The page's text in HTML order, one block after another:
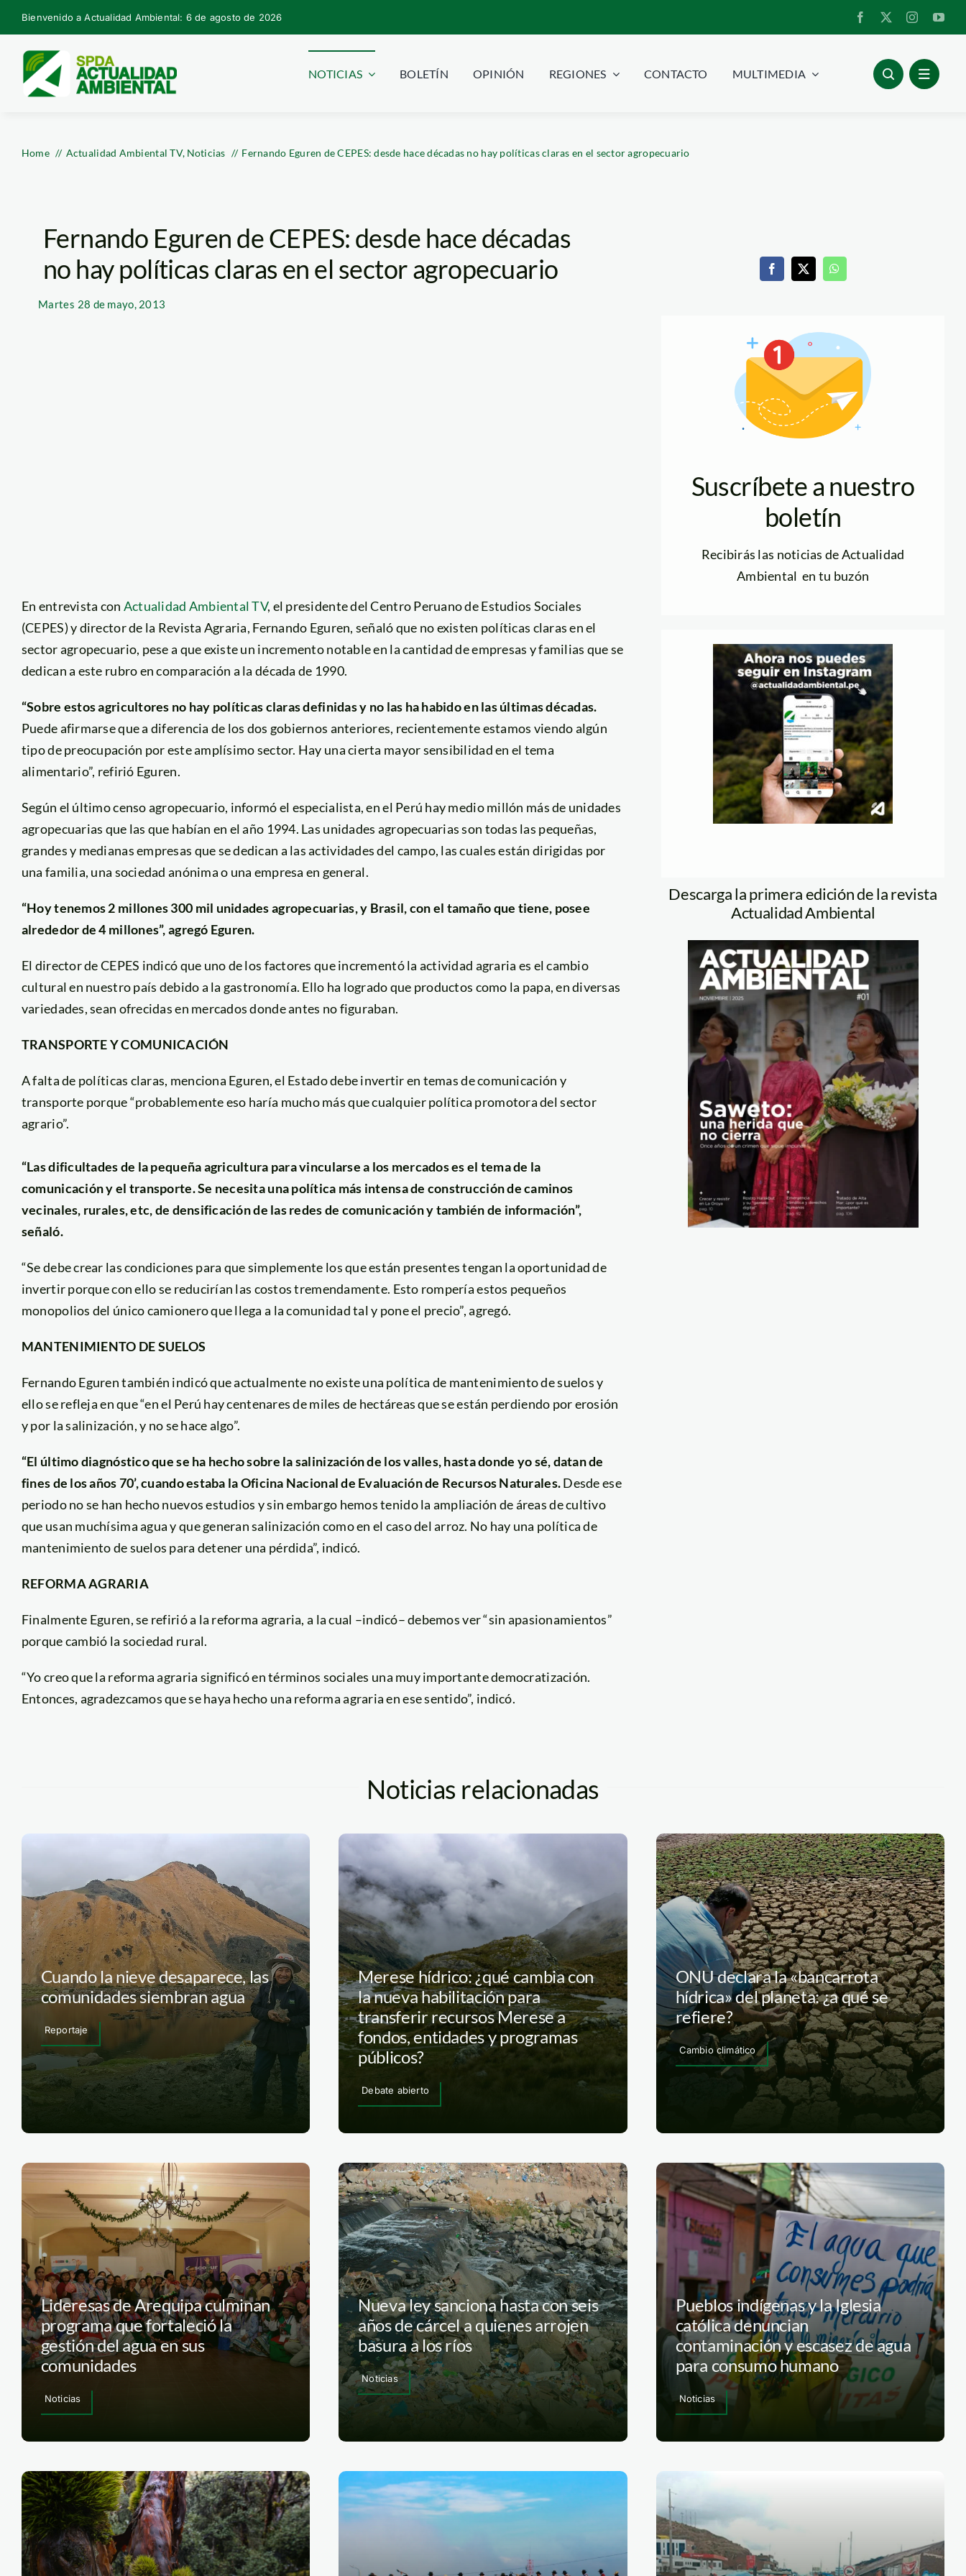
Skip
to
content
Bienvenido a Actualidad Ambiental: 6 de agosto de 2026
NOTICIAS BOLETÍN OPINIÓN REGIONES CONTACTO MULTIMEDIA
Home Actualidad Ambiental TV Noticias Fernando Eguren de CEPES: desde hace décadas no hay políticas claras en el sector agropecuario
Fernando Eguren de CEPES: desde hace décadas
no hay políticas claras en el sector agropecuario
Martes 28 de mayo, 2013
En entrevista con Actualidad Ambiental TV, el presidente del Centro Peruano de Estudios Sociales
(CEPES) y director de la Revista Agraria, Fernando Eguren, señaló que no existen políticas claras en el
sector agropecuario, pese a que existe un incremento notable en la cantidad de empresas y familias que se
dedican a este rubro en comparación a la década de 1990.
“Sobre estos agricultores no hay políticas claras definidas y no las ha habido en las últimas décadas.
Puede afirmarse que a diferencia de los dos gobiernos anteriores, recientemente estamos viendo algún
tipo de preocupación por este amplísimo sector. Hay una cierta mayor sensibilidad en el tema
alimentario”, refirió Eguren.
Según el último censo agropecuario, informó el especialista, en el Perú hay medio millón más de unidades
agropecuarias que las que habían en el año 1994. Las unidades agropecuarias son todas las pequeñas,
grandes y medianas empresas que se dedican a las actividades del campo, las cuales están dirigidas por
una familia, una sociedad anónima o una empresa en general.
“Hoy tenemos 2 millones 300 mil unidades agropecuarias, y Brasil, con el tamaño que tiene, posee
alrededor de 4 millones”, agregó Eguren.
El director de CEPES indicó que uno de los factores que incrementó la actividad agraria es el cambio
cultural en nuestro país debido a la gastronomía. Ello ha logrado que productos como la papa, en diversas
variedades, sean ofrecidas en mercados donde antes no figuraban.
TRANSPORTE Y COMUNICACIÓN
A falta de políticas claras, menciona Eguren, el Estado debe invertir en temas de comunicación y
transporte porque “probablemente eso haría mucho más que cualquier política promotora del sector
agrario”.
“Las dificultades de la pequeña agricultura para vincularse a los mercados es el tema de la
comunicación y el transporte. Se necesita una política más intensa de construcción de caminos
vecinales, rurales, etc, de densificación de las redes de comunicación y también de información”,
señaló.
“Se debe crear las condiciones para que simplemente los que están presentes tengan la oportunidad de
invertir porque con ello se reducirían las costos tremendamente. Esto rompería estos pequeños
monopolios del único camionero que llega a la comunidad tal y pone el precio”, agregó.
MANTENIMIENTO DE SUELOS
Fernando Eguren también indicó que actualmente no existe una política de mantenimiento de suelos y
ello se refleja en que “en el Perú hay centenares de miles de hectáreas que se están perdiendo por erosión
y por la salinización, y no se hace algo”.
“El último diagnóstico que se ha hecho sobre la salinización de los valles, hasta donde yo sé, datan de
fines de los años 70’, cuando estaba la Oficina Nacional de Evaluación de Recursos Naturales.Desde ese
periodo no se han hecho nuevos estudios y sin embargo hemos tenido la ampliación de áreas de cultivo
que usan muchísima agua y que generan salinización como en el caso del arroz. No hay una política de
mantenimiento de suelos para detener una pérdida”, indicó.
REFORMA AGRARIA
Finalmente Eguren, se refirió a la reforma agraria, a la cual –indicó– debemos ver “sin apasionamientos”
porque cambió la sociedad rural.
“Yo creo que la reforma agraria significó en términos sociales una muy importante democratización.
Entonces, agradezcamos que se haya hecho una reforma agraria en ese sentido”, indicó.
Suscríbete a nuestro
boletín
Recibirás las noticias de Actualidad
Ambiental en tu buzón
Descarga la primera edición de la revista
Actualidad Ambiental
Noticias relacionadas
Cuando la nieve desaparece, las
comunidades siembran agua
Reportaje
Merese hídrico: ¿qué cambia con
la nueva habilitación para
transferir recursos Merese a
fondos, entidades y programas
públicos?
Debate abierto
ONU declara la «bancarrota
hídrica» del planeta: ¿a qué se
refiere?
Cambio climático
Lideresas de Arequipa culminan
programa que fortaleció la
gestión del agua en sus
comunidades
Noticias
Nueva ley sanciona hasta con seis
años de cárcel a quienes arrojen
basura a los ríos
Noticias
Pueblos indígenas y la Iglesia
católica denuncian
contaminación y escasez de agua
para consumo humano
Noticias